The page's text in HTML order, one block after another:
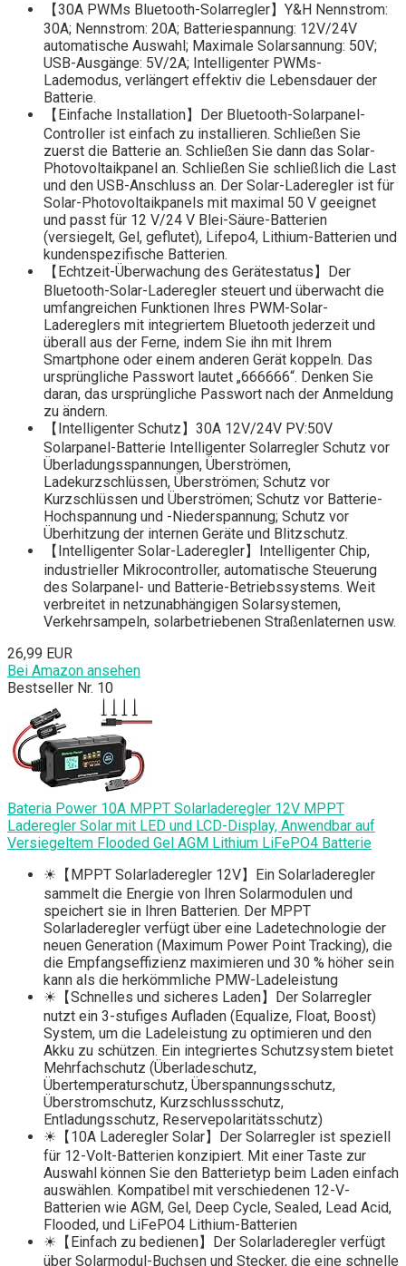
【30A PWMs Bluetooth-Solarregler】Y&H Nennstrom:
30A; Nennstrom: 20A; Batteriespannung: 12V/24V
automatische Auswahl; Maximale Solarsannung: 50V;
USB-Ausgänge: 5V/2A; Intelligenter PWMs-
Lademodus, verlängert effektiv die Lebensdauer der
Batterie.
【Einfache Installation】Der Bluetooth-Solarpanel-
Controller ist einfach zu installieren. Schließen Sie
zuerst die Batterie an. Schließen Sie dann das Solar-
Photovoltaikpanel an. Schließen Sie schließlich die Last
und den USB-Anschluss an. Der Solar-Laderegler ist für
Solar-Photovoltaikpanels mit maximal 50 V geeignet
und passt für 12 V/24 V Blei-Säure-Batterien
(versiegelt, Gel, geflutet), Lifepo4, Lithium-Batterien und
kundenspezifische Batterien.
【Echtzeit-Überwachung des Gerätestatus】Der
Bluetooth-Solar-Laderegler steuert und überwacht die
umfangreichen Funktionen Ihres PWM-Solar-
Ladereglers mit integriertem Bluetooth jederzeit und
überall aus der Ferne, indem Sie ihn mit Ihrem
Smartphone oder einem anderen Gerät koppeln. Das
ursprüngliche Passwort lautet „666666“. Denken Sie
daran, das ursprüngliche Passwort nach der Anmeldung
zu ändern.
【Intelligenter Schutz】30A 12V/24V PV:50V
Solarpanel-Batterie Intelligenter Solarregler Schutz vor
Überladungsspannungen, Überströmen,
Ladekurzschlüssen, Überströmen; Schutz vor
Kurzschlüssen und Überströmen; Schutz vor Batterie-
Hochspannung und -Niederspannung; Schutz vor
Überhitzung der internen Geräte und Blitzschutz.
【Intelligenter Solar-Laderegler】Intelligenter Chip,
industrieller Mikrocontroller, automatische Steuerung
des Solarpanel- und Batterie-Betriebssystems. Weit
verbreitet in netzunabhängigen Solarsystemen,
Verkehrsampeln, solarbetriebenen Straßenlaternen usw.
26,99 EUR
Bei Amazon ansehen
Bestseller Nr. 10
Bateria Power 10A MPPT Solarladeregler 12V MPPT
Laderegler Solar mit LED und LCD-Display, Anwendbar auf
Versiegeltem Flooded Gel AGM Lithium LiFePO4 Batterie
☀【MPPT Solarladeregler 12V】Ein Solarladeregler
sammelt die Energie von Ihren Solarmodulen und
speichert sie in Ihren Batterien. Der MPPT
Solarladeregler verfügt über eine Ladetechnologie der
neuen Generation (Maximum Power Point Tracking), die
die Empfangseffizienz maximieren und 30 % höher sein
kann als die herkömmliche PMW-Ladeleistung
☀【Schnelles und sicheres Laden】Der Solarregler
nutzt ein 3-stufiges Aufladen (Equalize, Float, Boost)
System, um die Ladeleistung zu optimieren und den
Akku zu schützen. Ein integriertes Schutzsystem bietet
Mehrfachschutz (Überladeschutz,
Übertemperaturschutz, Überspannungsschutz,
Überstromschutz, Kurzschlussschutz,
Entladungsschutz, Reservepolaritätsschutz)
☀【10A Laderegler Solar】Der Solarregler ist speziell
für 12-Volt-Batterien konzipiert. Mit einer Taste zur
Auswahl können Sie den Batterietyp beim Laden einfach
auswählen. Kompatibel mit verschiedenen 12-V-
Batterien wie AGM, Gel, Deep Cycle, Sealed, Lead Acid,
Flooded, und LiFePO4 Lithium-Batterien
☀【Einfach zu bedienen】Der Solarladeregler verfügt
über Solarmodul-Buchsen und Stecker, die eine schnelle